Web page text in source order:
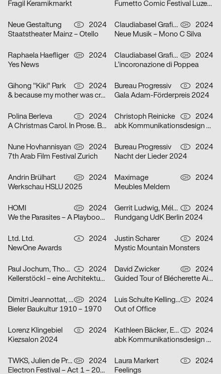
Fragil Keramikmarkt
Fumetto Comic Festival Luzern
Neue Gestaltung D
2024
Staatstheater Mainz – Otello
Claudiabasel Grafik + Interaktion CH
2024
Neue Musik – Mono C Silva
Raphaela Haefliger CH
2024
Yes News
Claudiabasel Grafik + Interaktion CH
2024
L’incoronazione di Poppea
Gihong "Kiki" Park D
2024
& because my mother was crazy
Bureau Progressiv D
2024
Gala Adam-Förderpreis 2024
Polina Berleva D
2024
A Christmas Carol. In Prose. Being a Ghost Story of Christmas.
Christoph Reinicke D
2024
abk Kommunikationsdesign Workshops
Nune Hovhannisyan CH
2024
7th Arab Film Festival Zurich
Bureau Progressiv D
2024
Nacht der Lieder 2024
Andrin Brülhart CH
2024
Werkschau HSLU 2025
Maximage CH
2024
Meubles Meldem
HOMI CH
2024
We the Parasites – A Playbook to Complicity
Gerrit Ludwig, Mélan Rouillon D
2024
Rundgang UdK Berlin 2024
Ltd. Ltd. A
2024
NewOne Awards
Justin Scharer D
2024
Mystic Mountain Monsters
Paul Jochum, Thomas Sieberer A
2024
Kellerstöckl – eine Architekturtypologie im Südburgenland
David Zwicker CH
2024
Guided Tour of Blécherette Airport
Dimitri Jeannottat, Marjeta Morinc CH
2024
Bieler Baukultur 1910 – 1970
Luis Schulte Kellinghaus, Julius Geyer, Max Reichert D
2024
Out of Office
Lorenz Klingebiel D
2024
Kiezsalon 2024
Kathleen Bäcker, Emma Dreiucker, Julius Geyer, Max Reichert D
2024
abk Kommunikationsdesign Workshops
TWKS, Julien de Preux, Mathilde Veuthey CH
2024
Electron Festival – Act 1 – 2024
Laura Markert D
2024
Feelings